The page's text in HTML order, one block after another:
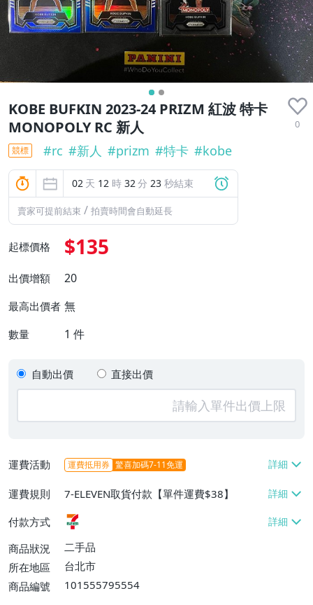
KOBE BUFKIN 2023-24 PRIZM 紅波 特卡
MONOPOLY RC 新人
0
競標 #rc #新人 #prizm #特卡 #kobe
02 天 12 時 32分 22 秒結束
賣家可提前結束 / 拍賣時間會自動延長
起標價格 $135
出價增額 20
最高出價者 無
數量 1 件
自動出價 直接出價
運費活動 運費抵用券 驚喜加碼7-11免運
運費規則
7-ELEVEN取貨付款【單件運費$38】
付款方式
商品狀況
二手品
所在地區
台北市
商品編號
101555795554